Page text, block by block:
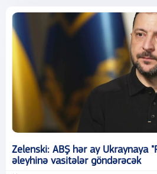
Zelenski: ABŞ hər ay Ukraynaya
əleyhinə vasitələr göndərəcək